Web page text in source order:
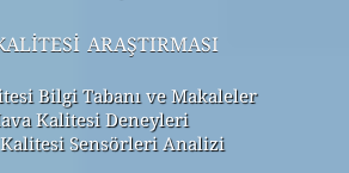
araştırması
Bilgi Tabanı ve Makaleler
Kalitesi Deneyleri
Sensörleri Analizi